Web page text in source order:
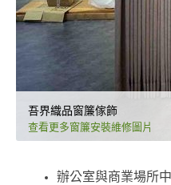
吾界織品窗簾傢飾
查看更多窗簾安裝維修圖片
辦公室與商業場所